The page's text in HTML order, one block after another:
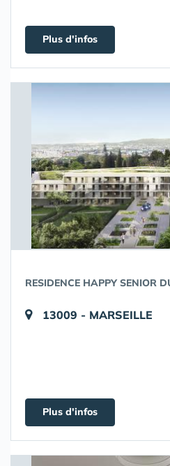
Plus d'infos
RESIDENCE HAPPY SENIOR
13009 - MARSEILLE
Plus d'infos